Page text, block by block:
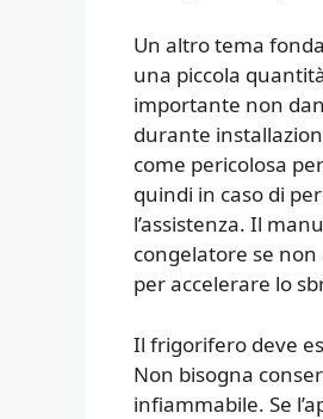
Un altro tema
una piccola
importante non
durante
come pericolosa
quindi in caso di
l’assistenza. Il
congelatore se
per accelerare lo
Il frigorifero deve
Non bisogna
infiammabile. Se